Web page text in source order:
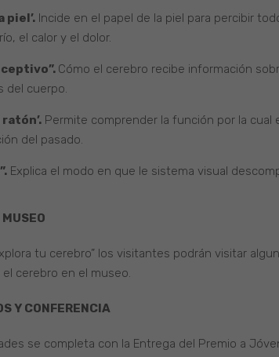
piel’. Incide en el papel de la piel para percibir
el calor y el dolor.
Cómo el cerebro recibe información
del cuerpo.
Permite comprender la función por la cual
del pasado.
Explica el modo en que le sistema visual
MUSEO
tu cerebro” los visitantes podrán visitar
cerebro en el museo.
Y CONFERENCIA
se completa con la Entrega del Premio a